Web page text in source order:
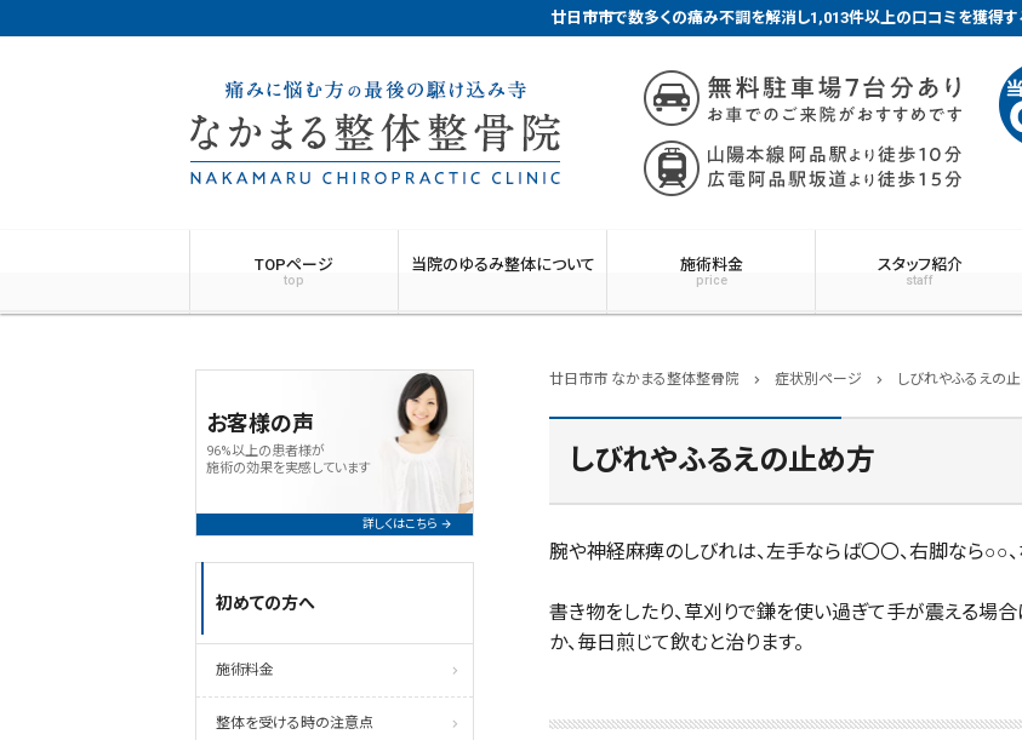
廿日市市で数多くの痛み不調を解消し1,013件以上の口コミを獲得
TOPページ
top
当院のゆるみ整体について 施術料金
price
スタッフ紹介
staff
廿日市市 なかまる整体整骨院 chevron_right 症状別ページ chevron_right しびれやふるえの
しびれやふるえの止め方
腕や神経麻痺のしびれは、左手ならば〇〇、右脚なら○○
書き物をしたり、草刈りで鎌を使い過ぎて手が震える場
か、毎日煎じて飲むと治ります。
お客様の声
96%以上の患者様が
施術の効果を実感しています
詳しくはこちら
初めての方へ
施術料金
整体を受ける時の注意点